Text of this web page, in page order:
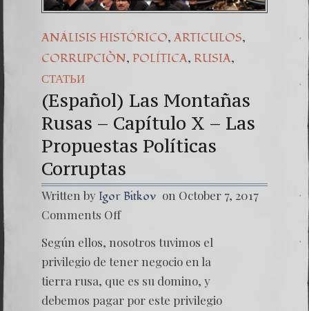
ANÁLISIS HISTÓRICO, ARTICULOS,
CORRUPCIÒN, POLÍTICA, RUSIA,
СТАТЬИ
(Español) Las Montañas
Rusas – Capítulo X – Las
Propuestas Políticas
Corruptas
Written by Igor Bitkov on October 7, 2017
Comments Off
Según ellos, nosotros tuvimos el
privilegio de tener negocio en la
tierra rusa, que es su domino, y
debemos pagar por este privilegio